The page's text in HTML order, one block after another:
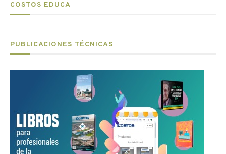
COSTOS EDUCA
PUBLICACIONES TÉCNICAS